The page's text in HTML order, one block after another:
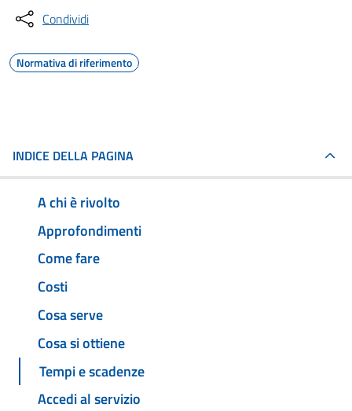
Condividi
Normativa di riferimento
INDICE DELLA PAGINA
A chi è rivolto
Approfondimenti
Come fare
Costi
Cosa serve
Cosa si ottiene
Tempi e scadenze
Accedi al servizio